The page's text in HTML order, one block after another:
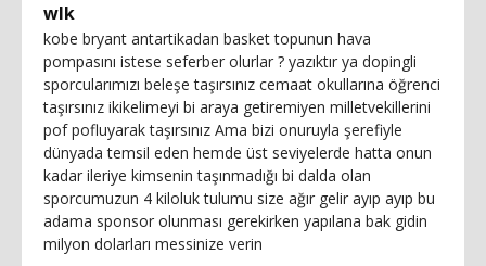
wlk
kobe bryant antartikadan basket topunun hava
pompasını istese seferber olurlar ? yazıktır ya dopingli
sporcularımızı beleşe taşırsınız cemaat okullarına öğrenci
taşırsınız ikikelimeyi bi araya getiremiyen milletvekillerini
pof pofluyarak taşırsınız Ama bizi onuruyla şerefiyle
dünyada temsil eden hemde üst seviyelerde hatta onun
kadar ileriye kimsenin taşınmadığı bi dalda olan
sporcumuzun 4 kiloluk tulumu size ağır gelir ayıp ayıp bu
adama sponsor olunması gerekirken yapılana bak gidin
milyon dolarları messinize verin